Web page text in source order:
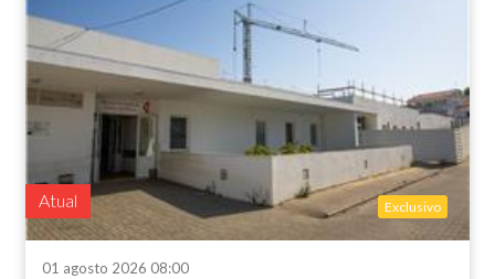
Atual Exclusivo
01 agosto 2026 08:00